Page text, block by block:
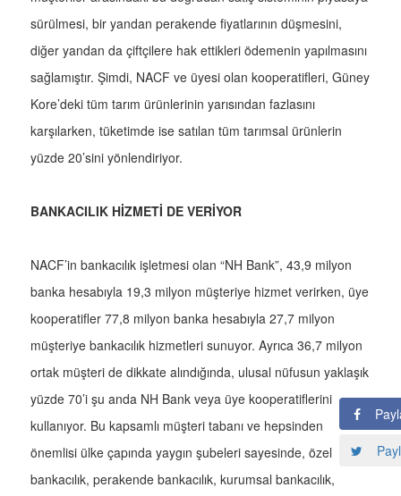
sürülmesi, bir yandan perakende fiyatlarının düşmesini,
diğer yandan da çiftçilere hak ettikleri ödemenin yapılmasını
sağlamıştır. Şimdi, NACF ve üyesi olan kooperatifleri, Güney
Kore’deki tüm tarım ürünlerinin yarısından fazlasını
karşılarken, tüketimde ise satılan tüm tarımsal ürünlerin
yüzde 20’sini yönlendiriyor.
BANKACILIK HİZMETİ DE VERİYOR
NACF’in bankacılık işletmesi olan “NH Bank”, 43,9 milyon
banka hesabıyla 19,3 milyon müşteriye hizmet verirken, üye
kooperatifler 77,8 milyon banka hesabıyla 27,7 milyon
müşteriye bankacılık hizmetleri sunuyor. Ayrıca 36,7 milyon
ortak müşteri de dikkate alındığında, ulusal nüfusun yaklaşık
yüzde 70’i şu anda NH Bank veya üye kooperatiflerini
kullanıyor. Bu kapsamlı müşteri tabanı ve hepsinden
önemlisi ülke çapında yaygın şubeleri sayesinde, özel
bankacılık, perakende bankacılık, kurumsal bankacılık,